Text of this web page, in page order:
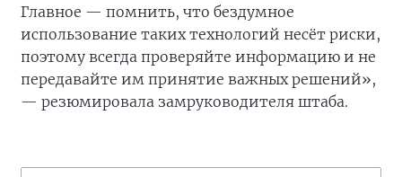
Главное — помнить, что бездумное
использование таких технологий несёт риски,
поэтому всегда проверяйте информацию и не
передавайте им принятие важных решений»,
— резюмировала замруководителя штаба.